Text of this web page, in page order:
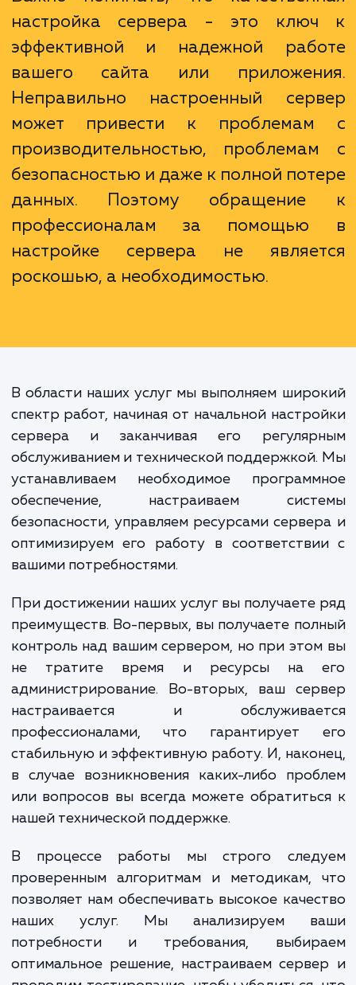
поддержку после настройки, чтобы вы
быть уверены, что ваш сервер будет
без сбоев и проблем.
Важно понимать, что
настройка сервера - это
эффективной и надежной
вашего сайта или
Неправильно настроенный
данных. Поэтому
профессионалам за
настройке сервера не
роскошью, а необходимостью.
В области наших услуг мы выполняем
спектр работ, начиная от начальной
сервера и заканчивая его
обслуживанием и технической
устанавливаем необходимое
обеспечение, настраиваем
безопасности, управляем ресурсами
оптимизируем его работу в
вашими потребностями.
преимуществ. Во-первых, вы получаете
контроль над вашим сервером, но при
администрирование. Во-вторых, ваш
настраивается и